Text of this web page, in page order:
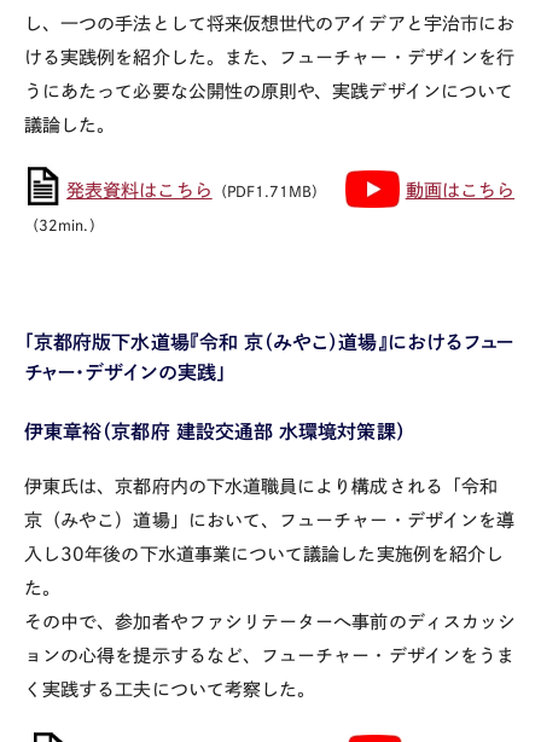
し、一つの手法として将来仮想世代のアイデアと宇治市にお
ける実践例を紹介した。また、フューチャー・デザインを行
うにあたって必要な公開性の原則や、実践デザインについて
議論した。
発表資料はこちら （PDF1.71MB） 動画はこちら
（32min.）
「京都府版下水道場『令和 京（みやこ）道場』におけるフュー
チャー・デザインの実践」
伊東章裕（京都府 建設交通部 水環境対策課）
伊東氏は、京都府内の下水道職員により構成される「令和
京（みやこ）道場」において、フューチャー・デザインを導
入し 30年後の下水道事業について議論した実施例を紹介し
た。
その中で、参加者やファシリテーターへ事前のディスカッシ
ョンの心得を提示するなど、フューチャー・デザインをうま
く実践する工夫について考察した。